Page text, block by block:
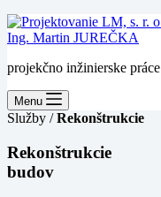
Ing. Martin JUREČKA
projekčno inžinierske práce
Menu
Služby /Rekonštrukcie
Rekonštrukcie
budov